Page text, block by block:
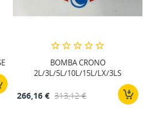
BOMBA CRONO
2L/3L/5L/10L/15L/LX/3LS
266,16 € 313,12 €